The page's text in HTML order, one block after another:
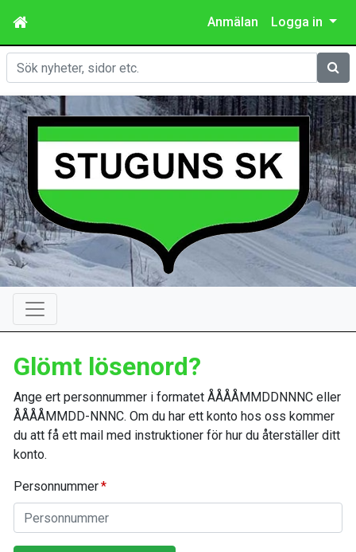
Anmälan Logga in
Sök
Glömt lösenord?
Ange ert personnummer i formatet ÅÅÅÅMMDDNNNC eller
ÅÅÅÅMMDD-NNNC. Om du har ett konto hos oss kommer
du att få ett mail med instruktioner för hur du återställer ditt
konto.
Personnummer